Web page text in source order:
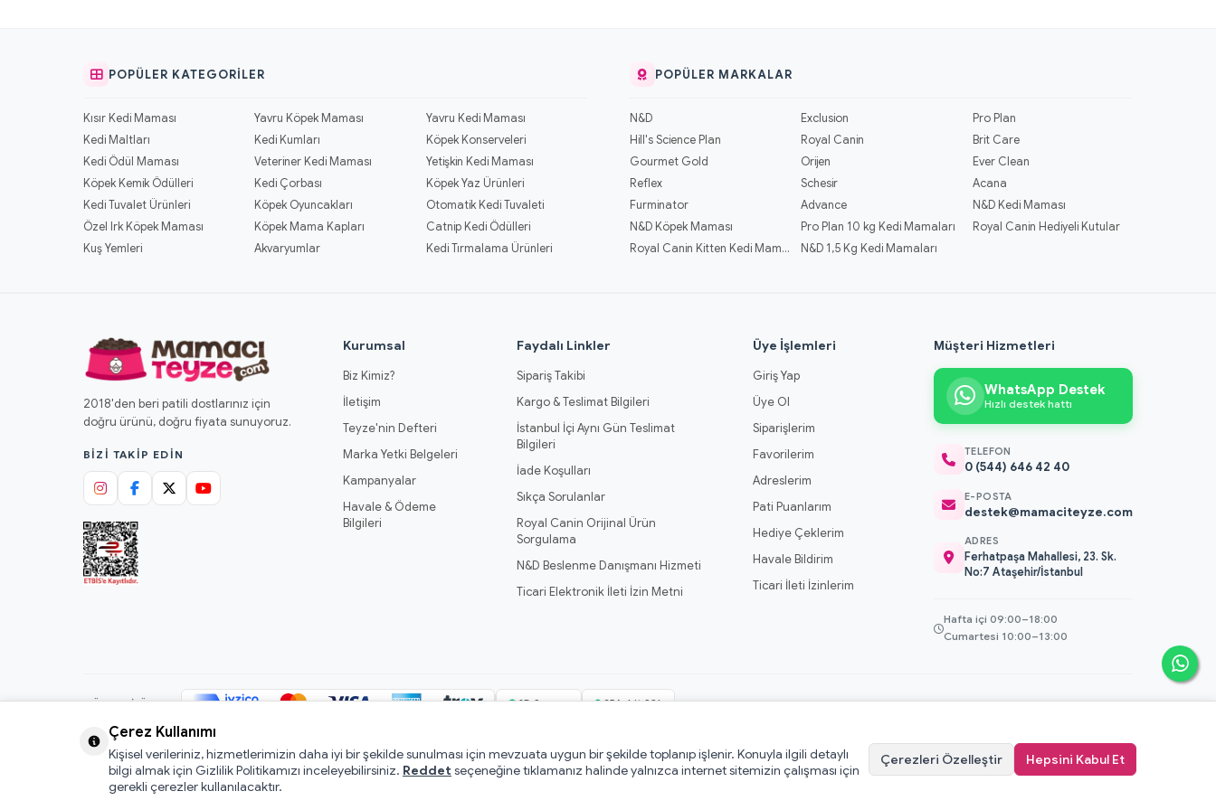
POPÜLER KATEGORILER
Kısır Kedi Maması Yavru Köpek Maması
Yavru Kedi Maması
Kedi Maltları
Kedi Kumları
Köpek Konserveleri
Kedi Ödül Maması
Veteriner Kedi Maması
Yetişkin Kedi Maması
Köpek Kemik Ödülleri
Kedi Çorbası
Köpek Yaz Ürünleri
Kedi Tuvalet Ürünleri
Köpek Oyuncakları
Otomatik Kedi Tuvaleti
Özel Irk Köpek Maması
Köpek Mama Kapları
Catnip Kedi Ödülleri
Kuş Yemleri
Akvaryumlar Kedi Tırmalama Ürünleri
POPÜLER MARKALAR
N&D Exclusion
Pro Plan
Hill's Science Plan
Royal Canin
Brit Care
Gourmet Gold
Orijen
Ever Clean
Reflex
Schesir
Acana
Furminator
Advance
N&D Kedi Maması
N&D Köpek Maması
Pro Plan 10 kg Kedi Mamaları
Royal Canin Hediyeli Kutular
Royal Canin Kitten Kedi Mamaları
N&D 1,5 Kg Kedi Mamaları
2018'den beri patili dostlarınız için
doğru ürünü, doğru fiyata sunuyoruz.
BIZI TAKIP EDIN
Kurumsal
Biz Kimiz?
İletişim
Teyze'nin Defteri
Marka Yetki Belgeleri
Kampanyalar
Havale & Ödeme
Bilgileri
Faydalı Linkler
Sipariş Takibi
Kargo & Teslimat Bilgileri
İstanbul İçi Aynı Gün Teslimat
Bilgileri
İade Koşulları
Sıkça Sorulanlar
Royal Canin Orijinal Ürün
Sorgulama
N&D Beslenme Danışmanı Hizmeti
Ticari Elektronik İleti İzin Metni
Üye İşlemleri
Giriş Yap
Üye Ol
Siparişlerim
Favorilerim
Adreslerim
Pati Puanlarım
Hediye Çeklerim
Havale Bildirim
Ticari İleti İzinlerim
Müşteri Hizmetleri
WhatsApp Destek
Hızlı destek hattı
TELEFON
0 (544) 646 42 40
E-POSTA
destek@mamaciteyze.com
ADRES
Ferhatpaşa Mahallesi, 23. Sk.
No:7 Ataşehir/İstanbul
Hafta içi 09:00–18:00
Cumartesi 10:00–13:00
GÜVENLI ÖDEME 3D Secure 256-bit SSL
© 2026 Mamacı Teyze · Nurşen ve ekibi ile birlikte ile hazırlandı. Mesafeli Satış Sözleşmesi · Pati Puan Kazanma Koşulları · Gizlilik ve Çerez Politikası · KVKK Aydınlatma Metni Kullanıcı Sözleşmesi
Çerez Kullanımı
Kişisel verileriniz, hizmetlerimizin daha iyi bir şekilde sunulması için mevzuata uygun bir şekilde toplanıp işlenir. Konuyla ilgili detaylı
bilgi almak için Gizlilik Politikamızı inceleyebilirsiniz. Reddet seçeneğine tıklamanız halinde yalnızca internet sitemizin çalışması için
gerekli çerezler kullanılacaktır.
Çerezleri Özelleştir Hepsini Kabul Et